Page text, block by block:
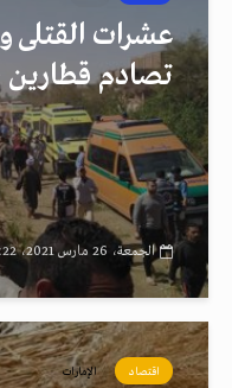
عشرات القتلى
تصادم
الجمعة، 26 مارس 2021، 3:22 م
اقتصاد الإمارات